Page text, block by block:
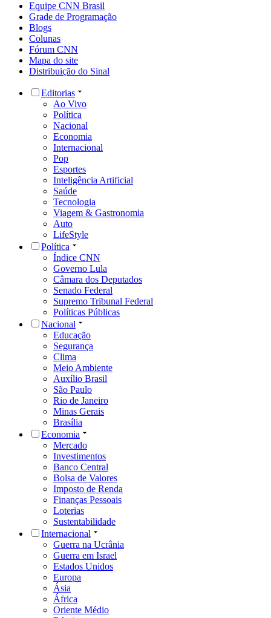
Equipe CNN Brasil
Grade de Programação
Blogs
Colunas
Fórum CNN
Mapa do site
Distribuição do Sinal
Editorias
Ao Vivo
Política
Nacional
Economia
Internacional
Pop
Esportes
Inteligência Artificial
Saúde
Tecnologia
Viagem & Gastronomia
Auto
LifeStyle
Política
Índice CNN
Governo Lula
Câmara dos Deputados
Senado Federal
Supremo Tribunal Federal
Políticas Públicas
Nacional
Educação
Segurança
Clima
Meio Ambiente
Auxílio Brasil
São Paulo
Rio de Janeiro
Minas Gerais
Brasília
Economia
Mercado
Investimentos
Banco Central
Bolsa de Valores
Imposto de Renda
Finanças Pessoais
Loterias
Sustentabilidade
Internacional
Guerra na Ucrânia
Guerra em Israel
Estados Unidos
Europa
Ásia
África
Oriente Médio